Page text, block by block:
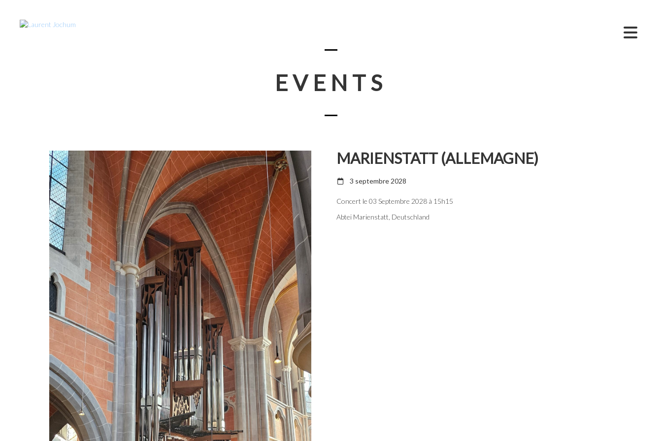
EVENTS
MARIENSTATT (ALLEMAGNE)
3 septembre 2028
Concert le 03 Septembre 2028 à 15h15
Abtei Marienstatt, Deutschland